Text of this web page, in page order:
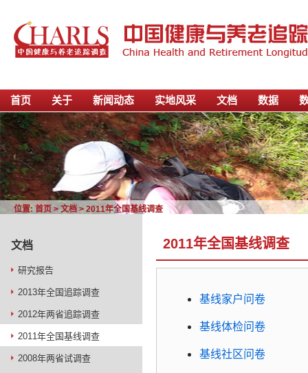
首页 关于 新闻动态 实地风采 文档 数据
位置: 首页>文档 > 2011年全国基线调查
文档
研究报告
2013年全国追踪调查
2012年两省追踪调查
2011年全国基线调查
2008年两省试调查
2011年全国基线调查
基线家户问卷
基线体检问卷
基线社区问卷